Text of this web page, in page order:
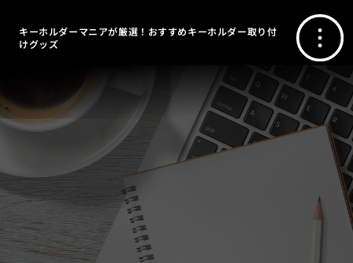
キーホルダーマニアが厳選！おすすめキーホルダー取り付
けグッズ